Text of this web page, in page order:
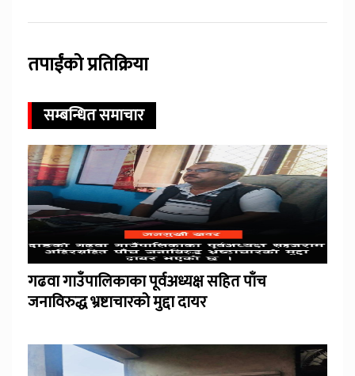
तपाईंको प्रतिक्रिया
सम्बन्धित समाचार
गढवा गाउँपालिकाका पूर्वअध्यक्ष सहित पाँच
जनाविरुद्ध भ्रष्टाचारको मुद्दा दायर